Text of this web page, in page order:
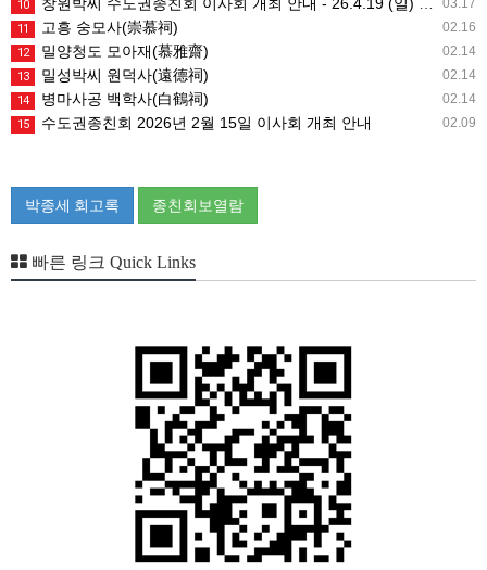
10
02.16
11 고흥 숭모사(崇慕祠)
02.14
12 밀양청도 모아재(慕雅齋)
02.14
13 밀성박씨 원덕사(遠德祠)
02.14
14 병마사공 백학사(白鶴祠)
02.09
15 수도권종친회 2026년 2월 15일 이사회 개최 안내
박종세 회고록 종친회보열람
빠른 링크 Quick Links